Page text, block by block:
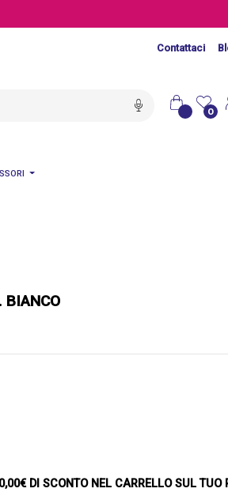
Contattaci
0
BIANCO
DI SCONTO NEL CARRELLO SUL TUO